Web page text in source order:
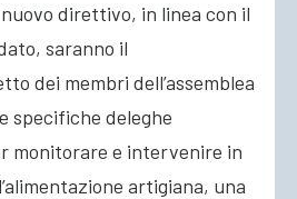
direttivo, in linea con il
saranno il
dei membri dell’assemblea
specifiche deleghe
monitorare e intervenire in
artigiana, una